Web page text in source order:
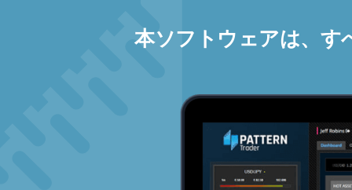
本ソフトウェアは、す